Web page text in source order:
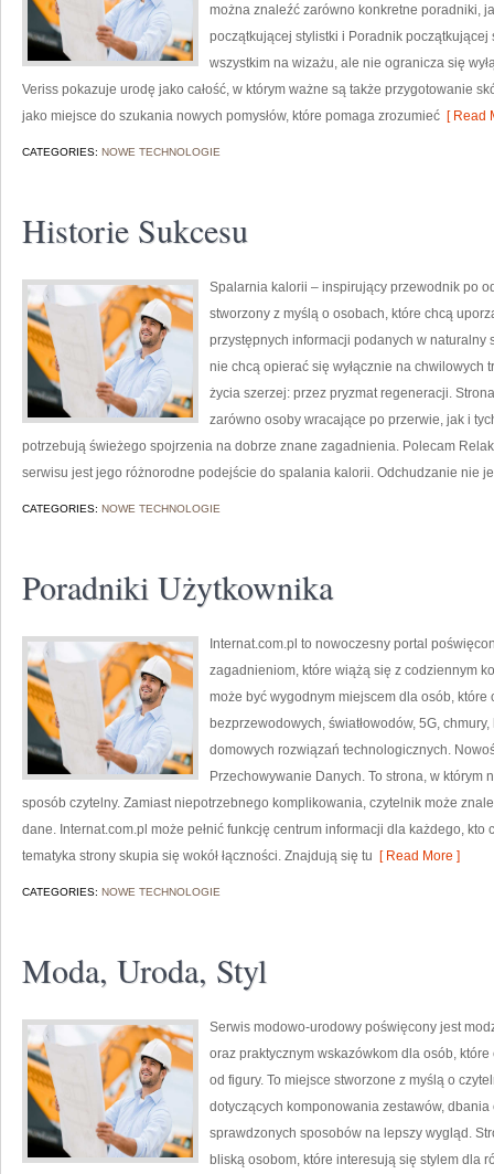
można znaleźć zarówno konkretne poradniki,
początkującej stylistki i Poradnik
wszystkim na wizażu, ale nie ogranicza się
Veriss pokazuje urodę jako całość, w którym ważne są także przygotowanie
jako miejsce do szukania nowych pomysłów, które pomaga zrozumieć [ Read
CATEGORIES: NOWE TECHNOLOGIE
Historie Sukcesu
Spalarnia kalorii – inspirujący przewodnik po
stworzony z myślą o osobach, które chcą
przystępnych informacji podanych w naturalny
nie chcą opierać się wyłącznie na chwilowych
życia szerzej: przez pryzmat regeneracji.
zarówno osoby wracające po przerwie, jak i
potrzebują świeżego spojrzenia na dobrze znane zagadnienia. Polecam
serwisu jest jego różnorodne podejście do spalania kalorii. Odchudzanie nie
CATEGORIES: NOWE TECHNOLOGIE
Poradniki Użytkownika
Internat.com.pl to nowoczesny portal
zagadnieniom, które wiążą się z codziennym
może być wygodnym miejscem dla osób,
bezprzewodowych, światłowodów, 5G,
domowych rozwiązań technologicznych.
Przechowywanie Danych. To strona, w
sposób czytelny. Zamiast niepotrzebnego komplikowania, czytelnik może
dane. Internat.com.pl może pełnić funkcję centrum informacji dla każdego, kto
tematyka strony skupia się wokół łączności. Znajdują się tu [ Read More ]
CATEGORIES: NOWE TECHNOLOGIE
Moda, Uroda, Styl
Serwis modowo-urodowy poświęcony jest
oraz praktycznym wskazówkom dla osób,
od figury. To miejsce stworzone z myślą o
dotyczących komponowania zestawów,
sprawdzonych sposobów na lepszy wygląd.
bliską osobom, które interesują się stylem dla